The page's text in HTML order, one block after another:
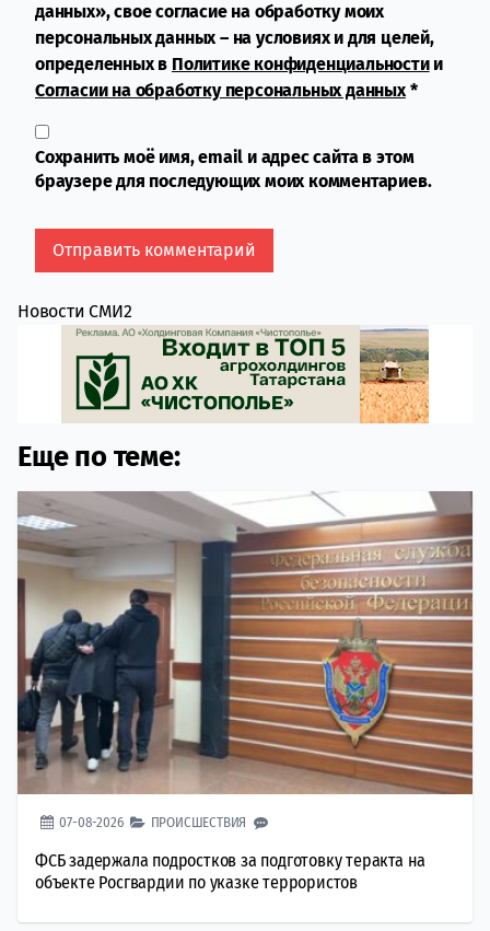
данных», свое согласие на обработку моих
персональных данных – на условиях и для целей,
определенных в Политике конфиденциальностии
Согласии на обработку персональных данных*
Сохранить моё имя, email и адрес сайта в этом
браузере для последующих моих комментариев.
Новости СМИ2
Еще по теме:
07-08-2026 ПРОИСШЕСТВИЯ
ФСБ задержала подростков за подготовку теракта на
объекте Росгвардии по указке террористов